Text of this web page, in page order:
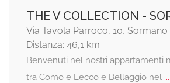
THE V COLLECTION -
Via Tavola Parroco, 10, Sormano
Distanza: 46,1 km
Benvenuti nel nostri appartamenti
tra Como e Lecco e Bellaggio nel